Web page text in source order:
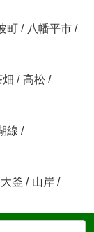
町 / 八幡平市 /
畑 / 高松 /
線 /
大釜 / 山岸 /